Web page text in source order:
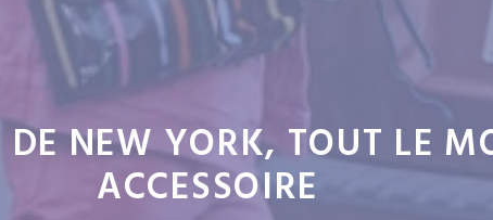
NEW YORK, TOUT LE
ACCESSOIRE